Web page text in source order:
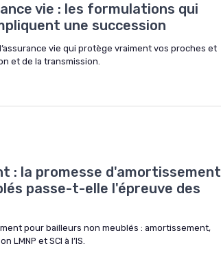
vie : les formulations qui
une succession
vie qui protège vraiment vos proches et
et de la transmission.
: la promesse d'amortissement
passe-t-elle l'épreuve des
pour bailleurs non meublés : amortissement,
LMNP et SCI à l’IS.